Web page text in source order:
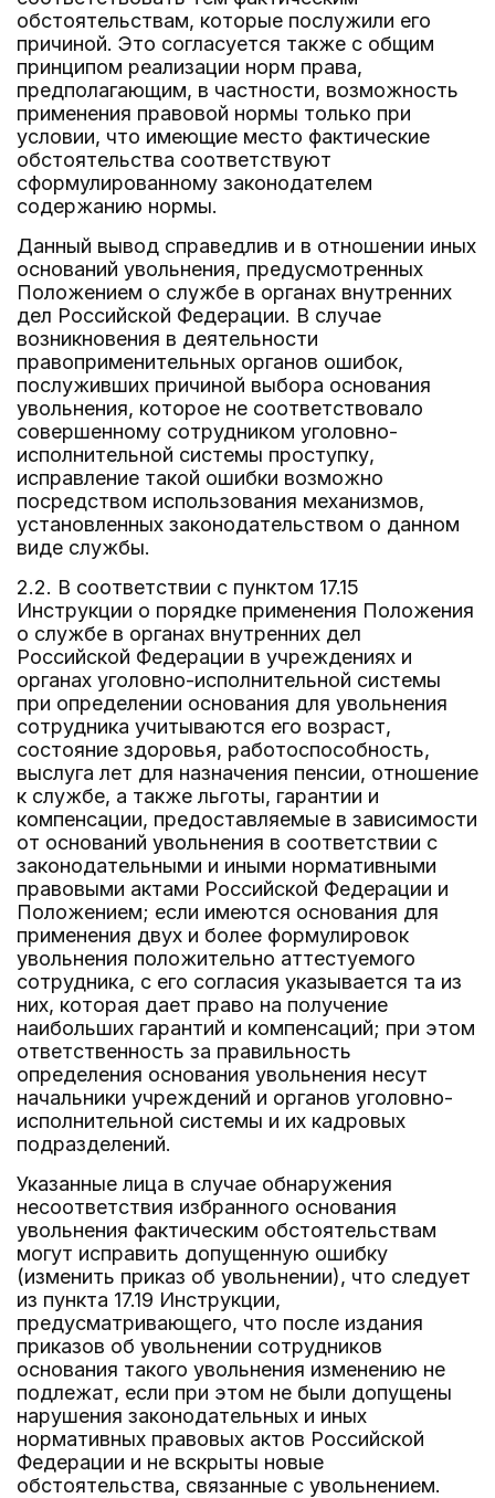
обстоятельствам, которые послужили его
причиной. Это согласуется также с общим
принципом реализации норм права,
предполагающим, в частности, возможность
применения правовой нормы только при
условии, что имеющие место фактические
обстоятельства соответствуют
сформулированному законодателем
содержанию нормы.
Данный вывод справедлив и в отношении иных
оснований увольнения, предусмотренных
Положением о службе в органах внутренних
дел Российской Федерации. В случае
возникновения в деятельности
правоприменительных органов ошибок,
послуживших причиной выбора основания
увольнения, которое не соответствовало
совершенному сотрудником уголовно-
исполнительной системы проступку,
исправление такой ошибки возможно
посредством использования механизмов,
установленных законодательством о данном
виде службы.
2.2. В соответствии с пунктом 17.15
Инструкции о порядке применения Положения
о службе в органах внутренних дел
Российской Федерации в учреждениях и
органах уголовно-исполнительной системы
при определении основания для увольнения
сотрудника учитываются его возраст,
состояние здоровья, работоспособность,
выслуга лет для назначения пенсии, отношение
к службе, а также льготы, гарантии и
компенсации, предоставляемые в зависимости
от оснований увольнения в соответствии с
законодательными и иными нормативными
правовыми актами Российской Федерации и
Положением; если имеются основания для
применения двух и более формулировок
увольнения положительно аттестуемого
сотрудника, с его согласия указывается та из
них, которая дает право на получение
наибольших гарантий и компенсаций; при этом
ответственность за правильность
определения основания увольнения несут
начальники учреждений и органов уголовно-
исполнительной системы и их кадровых
подразделений.
Указанные лица в случае обнаружения
несоответствия избранного основания
увольнения фактическим обстоятельствам
могут исправить допущенную ошибку
(изменить приказ об увольнении), что следует
из пункта 17.19 Инструкции,
предусматривающего, что после издания
приказов об увольнении сотрудников
основания такого увольнения изменению не
подлежат, если при этом не были допущены
нарушения законодательных и иных
нормативных правовых актов Российской
Федерации и не вскрыты новые
обстоятельства, связанные с увольнением.